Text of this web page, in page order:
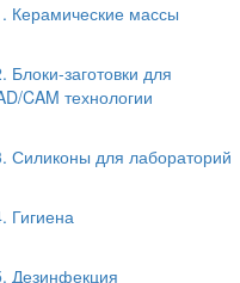
Керамические массы
Блоки-заготовки для
CAM технологии
Силиконы для лабораторий
Гигиена
Дезинфекция